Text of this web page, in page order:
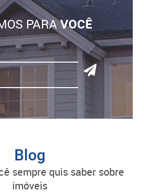
PARAVOCÊ
Blog
imóveis